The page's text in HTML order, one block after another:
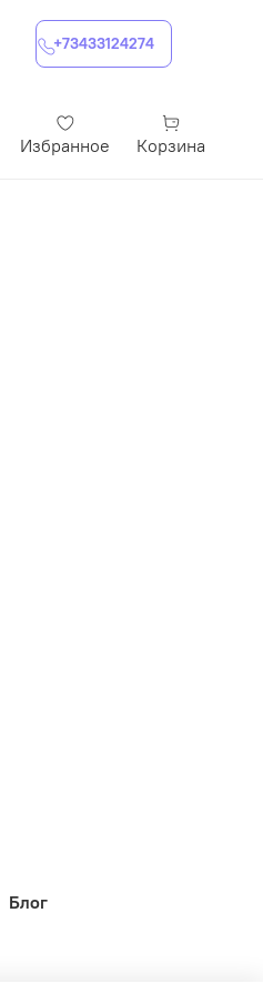
+73433124274
Избранное Корзина
Блог